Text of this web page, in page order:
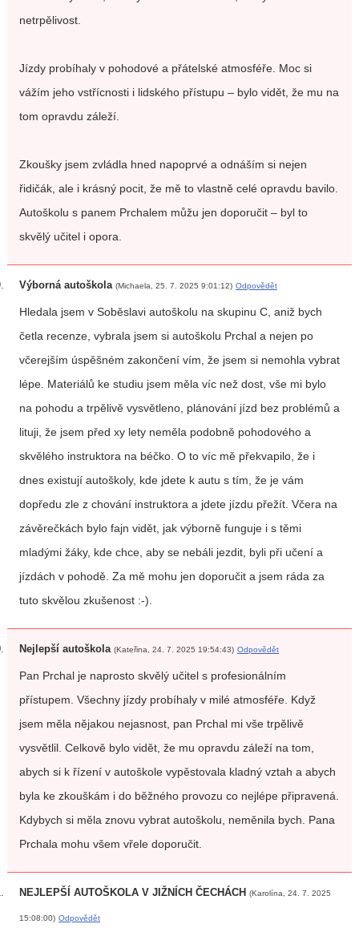
netrpělivost.
Jízdy probíhaly v pohodové a přátelské atmosféře. Moc si
vážím jeho vstřícnosti i lidského přístupu – bylo vidět, že mu na
tom opravdu záleží.
Zkoušky jsem zvládla hned napoprvé a odnáším si nejen
řidičák, ale i krásný pocit, že mě to vlastně celé opravdu bavilo.
Autoškolu s panem Prchalem můžu jen doporučit – byl to
skvělý učitel i opora.
Výborná autoškola (Michaela, 25. 7. 2025 9:01:12) Odpovědět
Hledala jsem v Soběslavi autoškolu na skupinu C, aniž bych
četla recenze, vybrala jsem si autoškolu Prchal a nejen po
včerejším úspěšném zakončení vím, že jsem si nemohla vybrat
lépe. Materiálů ke studiu jsem měla víc než dost, vše mi bylo
na pohodu a trpělivě vysvětleno, plánování jízd bez problémů a
lituji, že jsem před xy lety neměla podobně pohodového a
skvělého instruktora na béčko. O to víc mě překvapilo, že i
dnes existují autoškoly, kde jdete k autu s tím, že je vám
dopředu zle z chování instruktora a jdete jízdu přežít. Včera na
závěrečkách bylo fajn vidět, jak výborně funguje i s těmi
mladými žáky, kde chce, aby se nebáli jezdit, byli při učení a
jízdách v pohodě. Za mě mohu jen doporučit a jsem ráda za
tuto skvělou zkušenost :-).
Nejlepší autoškola (Kateřina, 24. 7. 2025 19:54:43) Odpovědět
Pan Prchal je naprosto skvělý učitel s profesionálním
přístupem. Všechny jízdy probíhaly v milé atmosféře. Když
jsem měla nějakou nejasnost, pan Prchal mi vše trpělivě
vysvětlil. Celkově bylo vidět, že mu opravdu záleží na tom,
abych si k řízení v autoškole vypěstovala kladný vztah a abych
byla ke zkouškám i do běžného provozu co nejlépe připravená.
Kdybych si měla znovu vybrat autoškolu, neměnila bych. Pana
Prchala mohu všem vřele doporučit.
NEJLEPŠÍ AUTOŠKOLA V JIŽNÍCH ČECHÁCH (Karolína, 24. 7. 2025
15:08:00) Odpovědět